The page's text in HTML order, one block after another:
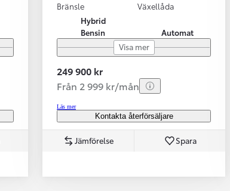
Bränsle
Hybrid
Bensin
Växellåda
Automat
Visa mer
249 900 kr
Från 2 999 kr/mån
Läs mer
Kontakta återförsäljare
Jämförelse Spara